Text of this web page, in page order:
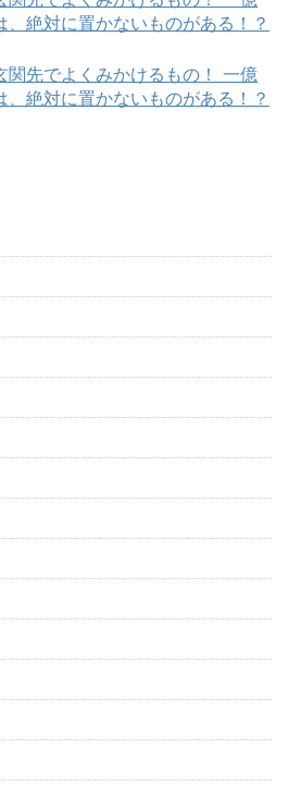
絶対に置かないものがある！？
関先でよくみかけるもの！ 一億
絶対に置かないものがある！？